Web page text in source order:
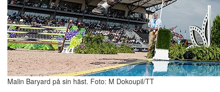
Malin Baryard på sin häst. Foto: M Dokoupil/TT